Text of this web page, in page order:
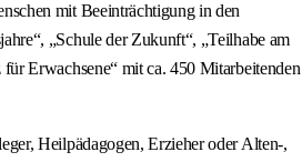
mit Beeinträchtigung in den
„Schule der Zukunft“, „Teilhabe am
Erwachsene“ mit ca. 450 Mitarbeitenden
Heilpädagogen, Erzieher oder Alten-,